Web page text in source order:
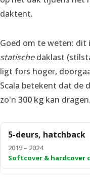
daktent.
Goed om te weten: dit
statischedaklast
ligt fors hoger,
Scala betekent dat de
zo'n 300 kg kan dragen.
5-deurs, hatchback
2019 – 2024
Softcover & hardcover